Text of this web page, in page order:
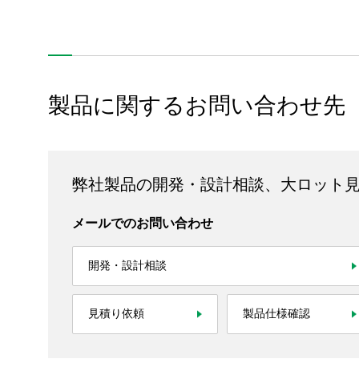
製品に関するお問い合わせ先
弊社製品の開発・設計相談、大ロット
メールでのお問い合わせ
開発・設計相談
見積り依頼 製品仕様確認